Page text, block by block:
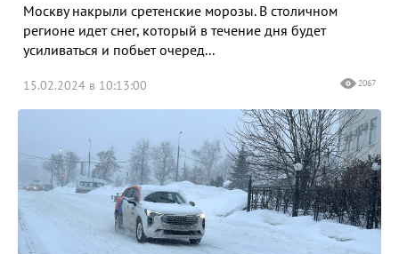
Москву накрыли сретенские морозы. В столичном
регионе идет снег, который в течение дня будет
усиливаться и побьет очеред...
15.02.2024 в 10:13:00 2067